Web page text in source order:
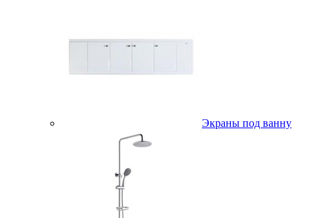
Экраны под ванну